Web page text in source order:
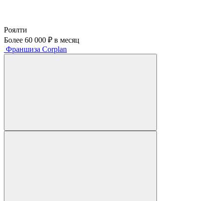
Роялти
Более 60 000 ₽ в месяц
Франшиза Corplan